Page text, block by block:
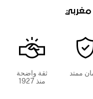
مغربي
ممتد
ثقة واضحة
منذ 1927